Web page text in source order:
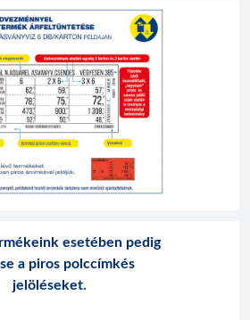
esetében pedig
a piros polccímkés
jelöléseket.